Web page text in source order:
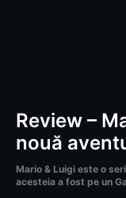
Review –
nouă
Mario & Luigi este o
acesteia a fost pe un